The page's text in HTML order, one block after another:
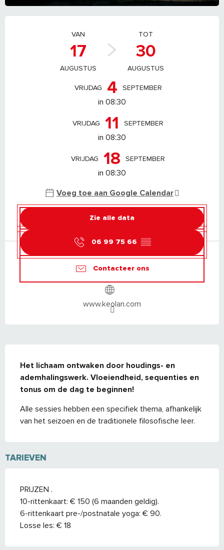
VAN
17
AUGUSTUS
TOT
30
AUGUSTUS
VRIJDAG 4 SEPTEMBER
in 08:30
VRIJDAG 11 SEPTEMBER
in 08:30
VRIJDAG 18 SEPTEMBER
in 08:30
Voeg toe aan Google Calendar
Zie alle data
06 99 75 66 ▒▒
Contacteer ons
www.keolan.com
Het lichaam ontwaken door houdings- en
ademhalingswerk. Vloeiendheid, sequenties en
tonus om de dag te beginnen!
Alle sessies hebben een specifiek thema, afhankelijk
van het seizoen en de traditionele filosofische leer.
TARIEVEN
PRIJZEN .
10-rittenkaart: € 150 (6 maanden geldig).
6-rittenkaart pre-/postnatale yoga: € 90.
Losse les: € 18